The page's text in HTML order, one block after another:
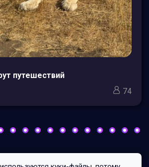
путешествий
74